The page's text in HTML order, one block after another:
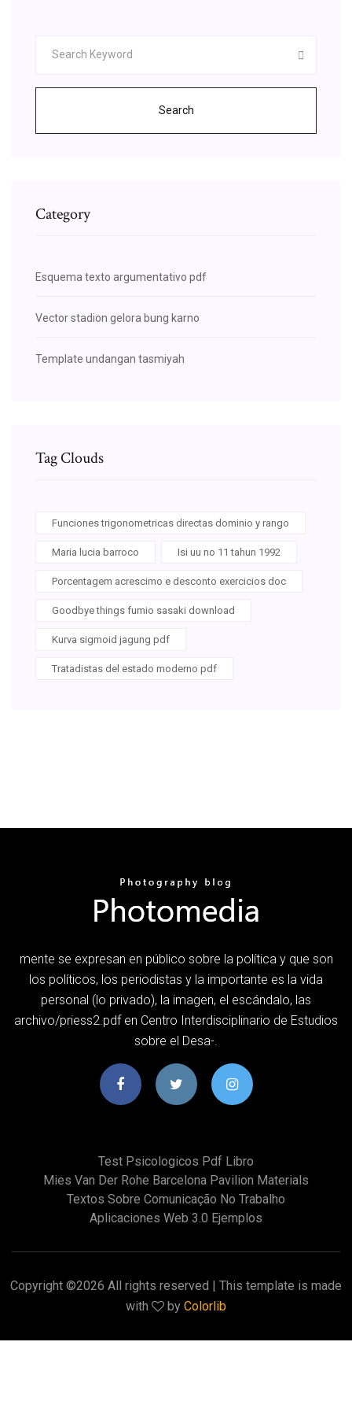
Search
Category
Esquema texto argumentativo pdf
Vector stadion gelora bung karno
Template undangan tasmiyah
Tag Clouds
Funciones trigonometricas directas dominio y rango
Maria lucia barroco Isi uu no 11 tahun 1992
Porcentagem acrescimo e desconto exercicios doc
Goodbye things fumio sasaki download
Kurva sigmoid jagung pdf
Tratadistas del estado moderno pdf
mente se expresan en público sobre la política y que son
los políticos, los periodistas y la importante es la vida
personal (lo privado), la imagen, el escándalo, las
archivo/priess2.pdf en Centro Interdisciplinario de Estudios
sobre el Desa-.
Test Psicologicos Pdf Libro
Mies Van Der Rohe Barcelona Pavilion Materials
Textos Sobre Comunicação No Trabalho
Aplicaciones Web 3.0 Ejemplos
Copyright ©2026 All rights reserved | This template is made
with
by Colorlib